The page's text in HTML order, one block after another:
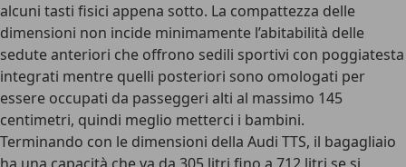
alcuni tasti fisici appena sotto. La compattezza delle
dimensioni non incide minimamente l’abitabilità delle
sedute anteriori che offrono sedili sportivi con poggiatesta
integrati mentre quelli posteriori sono omologati per
essere occupati da passeggeri alti al massimo 145
centimetri, quindi meglio metterci i bambini.
Terminando con le dimensioni della Audi TTS, il bagagliaio